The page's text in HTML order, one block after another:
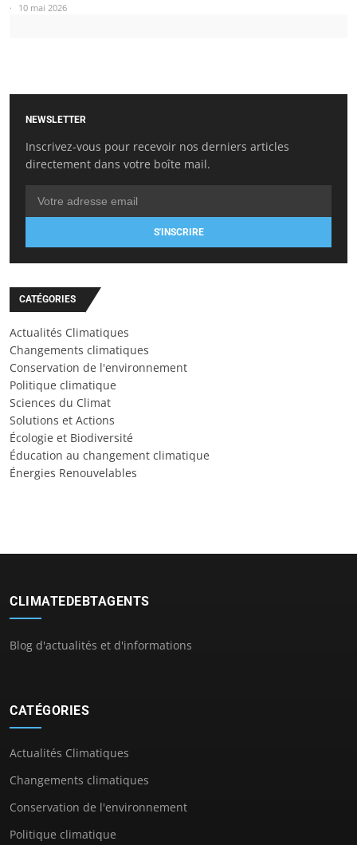
10 mai 2026
NEWSLETTER
Inscrivez-vous pour recevoir nos derniers articles
directement dans votre boîte mail.
S'INSCRIRE
CATÉGORIES
Actualités Climatiques
Changements climatiques
Conservation de l'environnement
Politique climatique
Sciences du Climat
Solutions et Actions
Écologie et Biodiversité
Éducation au changement climatique
Énergies Renouvelables
CLIMATEDEBTAGENTS
Blog d'actualités et d'informations
CATÉGORIES
Actualités Climatiques
Changements climatiques
Conservation de l'environnement
Politique climatique